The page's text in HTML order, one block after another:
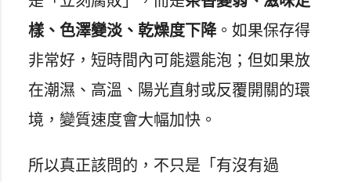
樣、色澤變淡、乾燥度下降。如果保存得
非常好，短時間內可能還能泡；但如果放
在潮濕、高溫、陽光直射或反覆開關的環
境，變質速度會大幅加快。
所以真正該問的，不只是「有沒有過